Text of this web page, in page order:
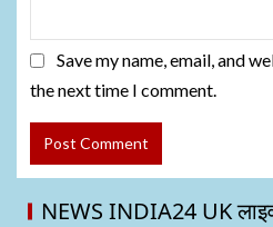
Save my name, email, and
the next time I comment.
NEWS INDIA24 UK